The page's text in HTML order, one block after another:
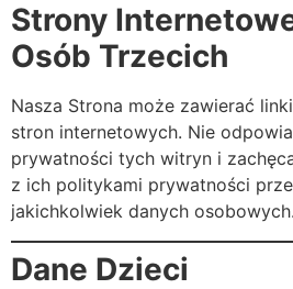
Strony
Osób Trzecich
Nasza Strona może zawierać
stron internetowych. Nie
prywatności tych witryn i
z ich politykami prywatności
jakichkolwiek danych osobowych.
Dane Dzieci